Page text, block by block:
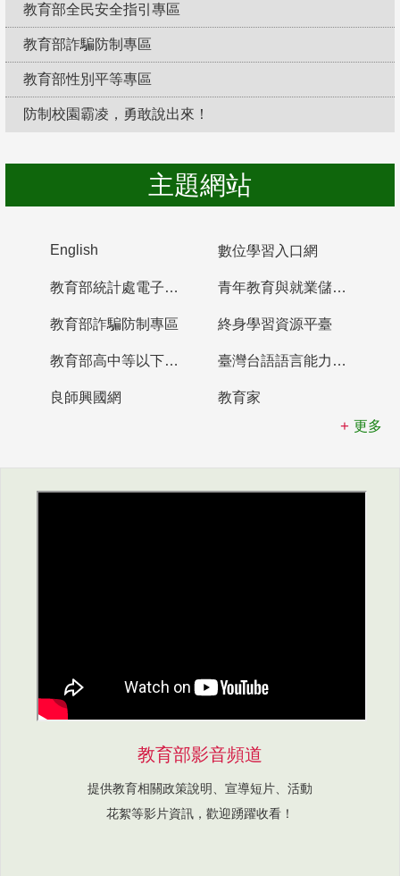
教育部全民安全指引專區
教育部詐騙防制專區
教育部性別平等專區
防制校園霸凌，勇敢說出來！
主題網站
English 數位學習入口網
教育部統計處電子書櫃 青年教育與就業儲蓄帳戶
教育部詐騙防制專區 終身學習資源平臺
教育部高中等以下學校及幼兒園教師資格檢定考試 臺灣台語語言能力認證網站
良師興國網
教育家
更多
教育部影音頻道
提供教育相關政策說明、宣導短片、活動
花絮等影片資訊，歡迎踴躍收看！